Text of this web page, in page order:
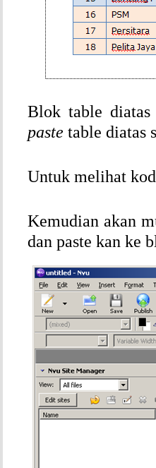
Blok table
paste table diatas
Untuk melihat
Kemudian akan
dan paste kan ke